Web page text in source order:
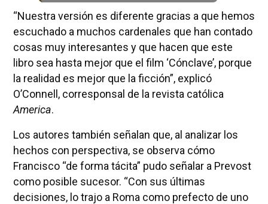
“Nuestra versión es diferente gracias a que hemos
escuchado a muchos cardenales que han contado
cosas muy interesantes y que hacen que este
libro sea hasta mejor que el film ‘Cónclave’, porque
la realidad es mejor que la ficción”, explicó
O’Connell, corresponsal de la revista católica
America.
Los autores también señalan que, al analizar los
hechos con perspectiva, se observa cómo
Francisco “de forma tácita” pudo señalar a Prevost
como posible sucesor. “Con sus últimas
decisiones, lo trajo a Roma como prefecto de uno